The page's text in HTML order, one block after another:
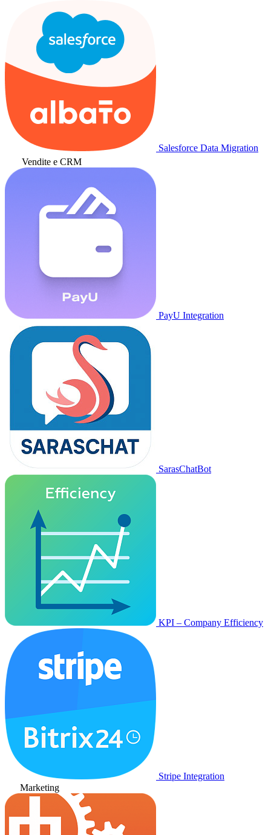
Salesforce Data Migration
Vendite e CRM
PayU Integration
SarasChatBot
KPI – Company Efficiency
Stripe Integration
Marketing